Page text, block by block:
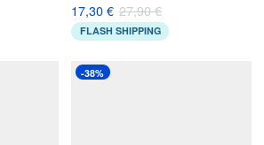
17,30 € 27,90 €
FLASH SHIPPING
-38%